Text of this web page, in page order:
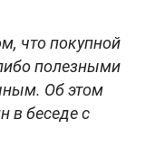
что покупной
полезными
Об этом
в беседе с